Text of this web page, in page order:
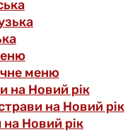
меню
на Новий рік
на Новий рік
на Новий рік